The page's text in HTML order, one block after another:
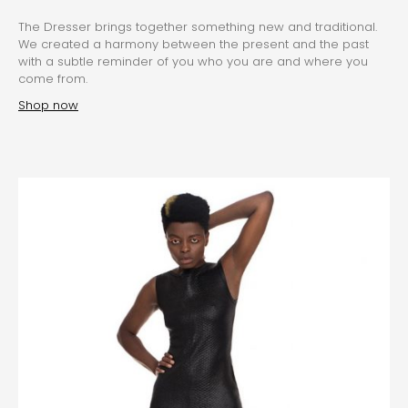
The Dresser brings together something new and traditional.
We created a harmony between the present and the past
with a subtle reminder of you who you are and where you
come from.
Shop now